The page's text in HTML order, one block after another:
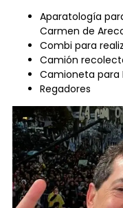
Aparatología
Carmen de
Combi para
Camión
Camioneta para
Regadores